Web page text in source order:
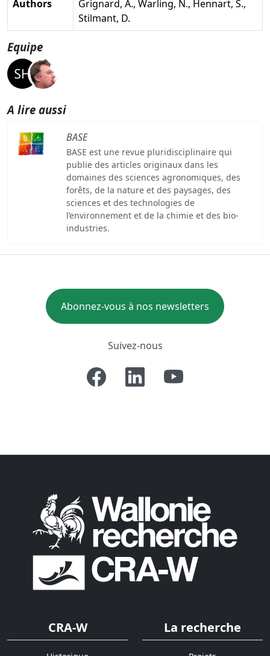
Authors
Grignard, A., Warling, N., Hennart, S.,
Stilmant, D.
Equipe
A lire aussi
BASE
BASE est une revue pluridisciplinaire qui
publie des articles originaux dans les
domaines des sciences agronomiques, des
forêts, de la nature et des paysages, des
sciences et des technologies de
l’environnement et de la chimie et des bio-
industries.
Abonnez-vous à nos newsletters
Suivez-nous
CRA-W La recherche